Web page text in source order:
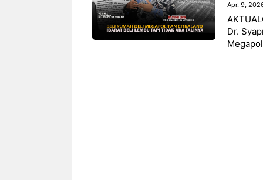
Apr. 9,
Dr.